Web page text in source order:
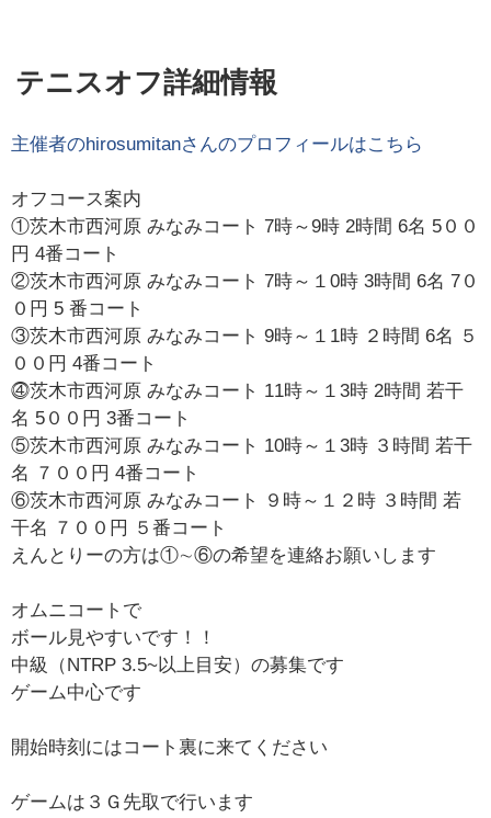
テニスオフ詳細情報
主催者のhirosumitanさんのプロフィールはこちら
オフコース案内
①茨木市西河原 みなみコート 7時～9時 2時間 6名 5００
円 4番コート
②茨木市西河原 みなみコート 7時～１0時 3時間 6名 7０
０円 5 番コート
③茨木市西河原 みなみコート 9時～１1時 ２時間 6名 ５
００円 4番コート
⓸茨木市西河原 みなみコート 11時～１3時 2時間 若干
名 5００円 3番コート
⑤茨木市西河原 みなみコート 10時～１3時 ３時間 若干
名 ７００円 4番コート
⑥茨木市西河原 みなみコート ９時～１２時 ３時間 若
干名 ７００円 ５番コート
えんとりーの方は①∼⑥の希望を連絡お願いします
オムニコートで
ボール見やすいです！！
中級（NTRP 3.5~以上目安）の募集です
ゲーム中心です
開始時刻にはコート裏に来てください
ゲームは３Ｇ先取で行います